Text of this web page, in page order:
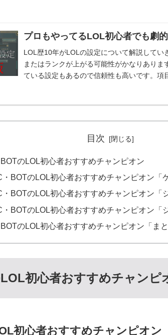
プロもやってるLOL初心者でも劇
LOL歴10年がLOLの設定について解説してい
またはランクが上がる可能性がかなりありま
ている設定もあるので信頼性も高いです。項
目次
のLOL初心者おすすめチャンピオン
BOTのLOL初心者おすすめチャンピオン「
BOTのLOL初心者おすすめチャンピオン「
BOTのLOL初心者おすすめチャンピオン「
のLOL初心者おすすめチャンピオン「まと
初心者おすすめチャンピ
初心者おすすめチャンピオン